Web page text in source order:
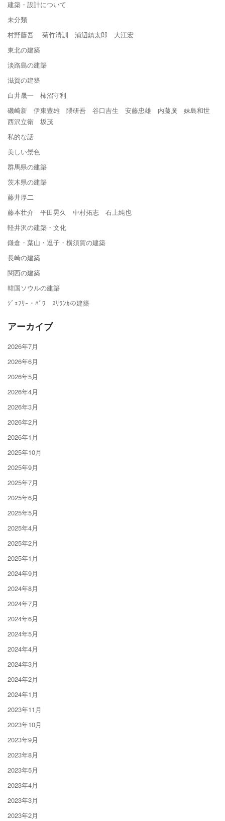
建築・設計について
未分類
村野藤吾 菊竹清訓 浦辺鎮太郎 大江宏
東北の建築
淡路島の建築
滋賀の建築
白井晟一 柿沼守利
磯崎新 伊東豊雄 隈研吾 谷口吉生 安藤忠雄 内藤廣 妹島和世
西沢立衛 坂茂
私的な話
美しい景色
群馬県の建築
茨木県の建築
藤井厚二
藤本壮介 平田晃久 中村拓志 石上純也
軽井沢の建築・文化
鎌倉・葉山・逗子・横須賀の建築
長崎の建築
関西の建築
韓国ソウルの建築
ｼﾞｪﾌﾘｰ・ﾊﾞﾜ ｽﾘﾗﾝｶの建築
アーカイブ
2026年7月
2026年6月
2026年5月
2026年4月
2026年3月
2026年2月
2026年1月
2025年10月
2025年9月
2025年7月
2025年6月
2025年5月
2025年4月
2025年2月
2025年1月
2024年9月
2024年8月
2024年7月
2024年6月
2024年5月
2024年4月
2024年3月
2024年2月
2024年1月
2023年11月
2023年10月
2023年9月
2023年8月
2023年5月
2023年4月
2023年3月
2023年2月